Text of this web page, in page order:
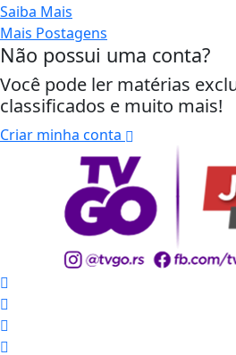
Saiba Mais
Mais Postagens
Não possui uma conta?
Você pode ler matérias
classificados e muito mais!
Criar minha conta